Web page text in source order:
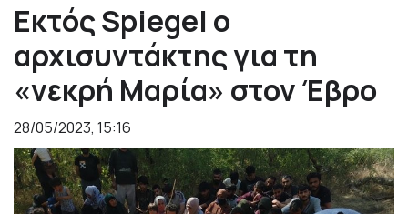
Εκτός Spiegel ο
αρχισυντάκτης για τη
«νεκρή Μαρία» στον Έβρο
28/05/2023, 15:16